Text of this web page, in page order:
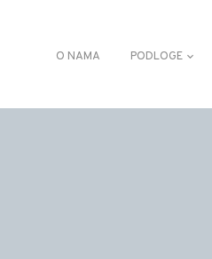
O NAMA PODLOGE